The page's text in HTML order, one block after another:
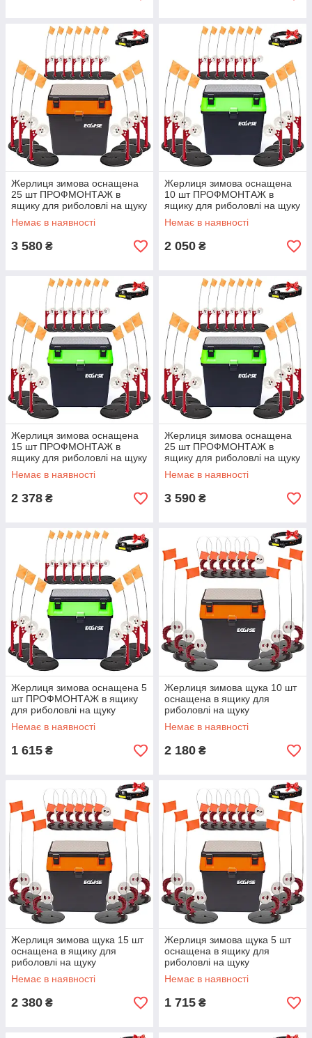
Жерлиця зимова оснащена
25 шт ПРОФМОНТАЖ в
ящику для риболовлі на щуку
помаранчева
Немає в наявності
3 580 ₴
Жерлиця зимова оснащена
10 шт ПРОФМОНТАЖ в
ящику для риболовлі на щуку
зелена
Немає в наявності
2 050 ₴
Жерлиця зимова оснащена
15 шт ПРОФМОНТАЖ в
ящику для риболовлі на щуку
зелена
Немає в наявності
2 378 ₴
Жерлиця зимова оснащена
25 шт ПРОФМОНТАЖ в
ящику для риболовлі на щуку
зелена
Немає в наявності
3 590 ₴
Жерлиця зимова оснащена 5
шт ПРОФМОНТАЖ в ящику
для риболовлі на щуку
зелена
Немає в наявності
1 615 ₴
Жерлиця зимова щука 10 шт
оснащена в ящику для
риболовлі на щуку
помаранчева
Немає в наявності
2 180 ₴
Жерлиця зимова щука 15 шт
оснащена в ящику для
риболовлі на щуку
помаранчева
Немає в наявності
2 380 ₴
Жерлиця зимова щука 5 шт
оснащена в ящику для
риболовлі на щуку
помаранчева
Немає в наявності
1 715 ₴